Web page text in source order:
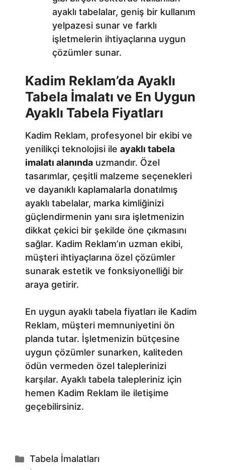
ayaklı tabelalar, geniş bir kullanım
yelpazesi sunar ve farklı
işletmelerin ihtiyaçlarına uygun
çözümler sunar.
Kadim Reklam’da Ayaklı
Tabela İmalatı ve En Uygun
Ayaklı Tabela Fiyatları
Kadim Reklam, profesyonel bir ekibi ve
yenilikçi teknolojisi ile ayaklı tabela
imalatı alanında uzmandır. Özel
tasarımlar, çeşitli malzeme seçenekleri
ve dayanıklı kaplamalarla donatılmış
ayaklı tabelalar, marka kimliğinizi
güçlendirmenin yanı sıra işletmenizin
dikkat çekici bir şekilde öne çıkmasını
sağlar. Kadim Reklam’ın uzman ekibi,
müşteri ihtiyaçlarına özel çözümler
sunarak estetik ve fonksiyonelliği bir
araya getirir.
En uygun ayaklı tabela fiyatları ile Kadim
Reklam, müşteri memnuniyetini ön
planda tutar. İşletmenizin bütçesine
uygun çözümler sunarken, kaliteden
ödün vermeden özel taleplerinizi
karşılar. Ayaklı tabela talepleriniz için
hemen Kadim Reklam ile iletişime
geçebilirsiniz.
Kategoriler
Tabela İmalatları